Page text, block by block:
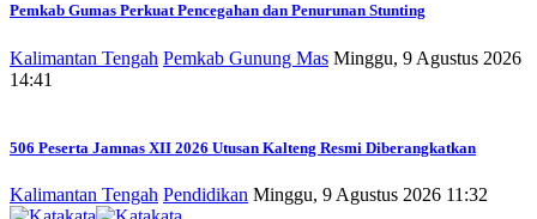
Pemkab Gumas Perkuat Pencegahan dan Penurunan Stunting
Kalimantan Tengah Pemkab Gunung Mas Minggu, 9 Agustus 2026
14:41
506 Peserta Jamnas XII 2026 Utusan Kalteng Resmi Diberangkatkan
Kalimantan Tengah Pendidikan Minggu, 9 Agustus 2026 11:32